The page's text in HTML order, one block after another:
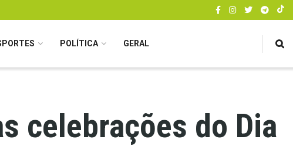
POLÍTICA GERAL
celebrações do Dia